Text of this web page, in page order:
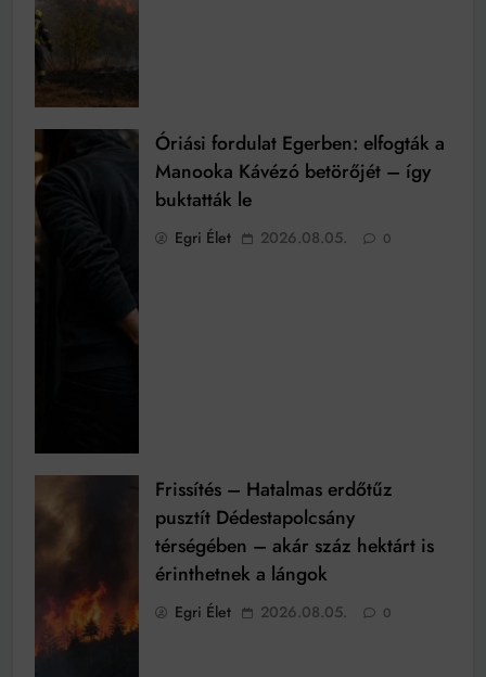
Óriási fordulat Egerben: elfogták a
Manooka Kávézó betörőjét – így
buktatták le
Egri Élet 2026.08.05. 0
Frissítés – Hatalmas erdőtűz
pusztít Dédestapolcsány
térségében – akár száz hektárt is
érinthetnek a lángok
Egri Élet 2026.08.05. 0